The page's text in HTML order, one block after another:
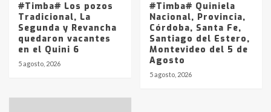
#Timba# Los pozos
Tradicional, La
Segunda y Revancha
quedaron vacantes
en el Quini 6
5 agosto, 2026
#Timba# Quiniela
Nacional, Provincia,
Córdoba, Santa Fe,
Santiago del Estero,
Montevideo del 5 de
Agosto
5 agosto, 2026